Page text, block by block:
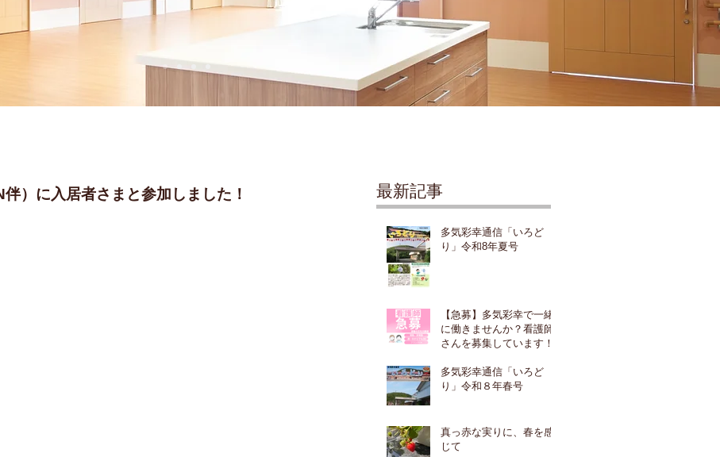
）に入居者さまと参加しました！ 最新記事
多気彩幸通信「いろど
り」令和8年夏号
【急募】多気彩幸で一緒
に働きませんか？看護師
さんを募集しています！
多気彩幸通信「いろど
り」令和８年春号
真っ赤な実りに、春を感
じて